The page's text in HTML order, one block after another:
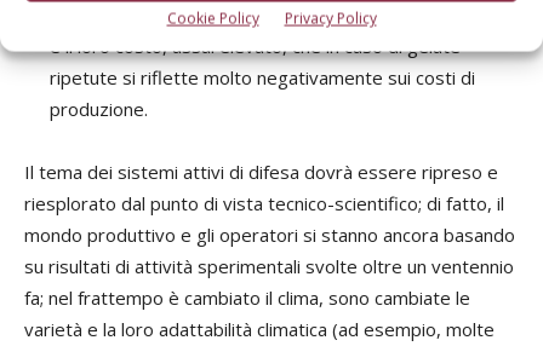
Cookie Policy Privacy Policy
temperatura che riescono a garantire; quel che è certo
è il loro costo, assai elevato, che in caso di gelate
ripetute si riflette molto negativamente sui costi di
produzione.
Il tema dei sistemi attivi di difesa dovrà essere ripreso e
riesplorato dal punto di vista tecnico-scientifico; di fatto, il
mondo produttivo e gli operatori si stanno ancora basando
su risultati di attività sperimentali svolte oltre un ventennio
fa; nel frattempo è cambiato il clima, sono cambiate le
varietà e la loro adattabilità climatica (ad esempio, molte